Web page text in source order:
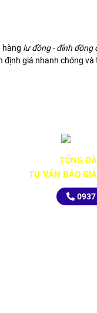
hàng lư đồng - đỉnh đồng
định giá nhanh chóng
TỔNG
TƯ VẤN BÁO